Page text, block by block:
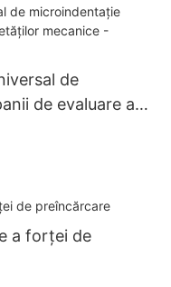
de
de evaluare a
Dryer
a forței de